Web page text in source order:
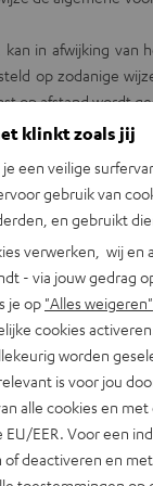
in afwijking
op zodanige
op afstand wordt
wijze
product- of
toepasselijke
de aangeboden
gebruik maakt
ondernemer niet.
is wat de
tot stand op het
bevestigt de
klinkt zoals jij
je een veilige
gebruik van
en gebruikt
verwerken, wij en
- via jouw gedrag
je op "Alles weigeren"
cookies
worden
is voor jou
alle cookies en
EU/EER. Voor een
of deactiveren en met